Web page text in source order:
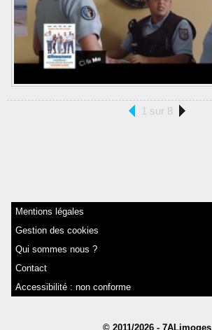
1 sur 8
Mentions légales
Gestion des cookies
Qui sommes nous ?
Contact
Accessibilité : non conforme
© 2011/2026 - 7ALimoges